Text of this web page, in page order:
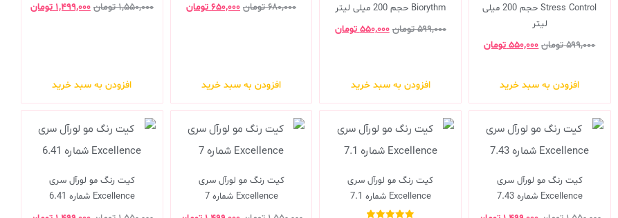
Stress Control حجم 200 میلی
لیتر
۵۹۹,۰۰۰ تومان ۵۵۰,۰۰۰ تومان
افزودن به سبد خرید
Biorythm حجم 200 میلی لیتر
۵۹۹,۰۰۰ تومان ۵۵۰,۰۰۰ تومان
افزودن به سبد خرید
۶۸۰,۰۰۰ تومان ۶۵۰,۰۰۰ تومان
افزودن به سبد خرید
۱,۵۵۰,۰۰۰ تومان ۱,۴۹۹,۰۰۰ تومان
افزودن به سبد خرید
کیت رنگ مو لورآل سری
Excellence شماره 7.43
کیت رنگ مو لورآل سری
Excellence شماره 7.1
کیت رنگ مو لورآل سری
Excellence شماره 7
کیت رنگ مو لورآل سری
Excellence شماره 6.41